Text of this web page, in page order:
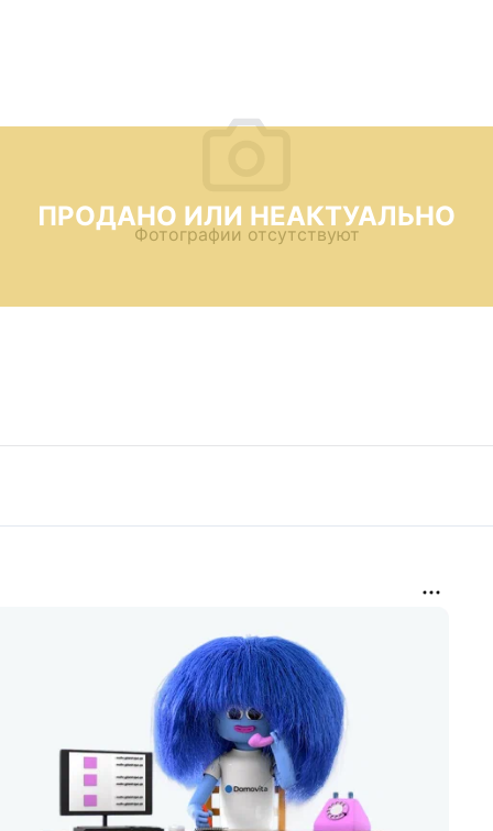
ПРОДАНО ИЛИ НЕАКТУАЛЬНО
Фотографии отсутствуют